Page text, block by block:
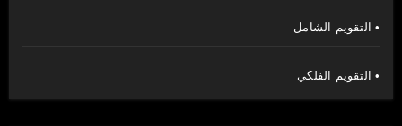
• التقويم الشامل
• التقويم الفلكي